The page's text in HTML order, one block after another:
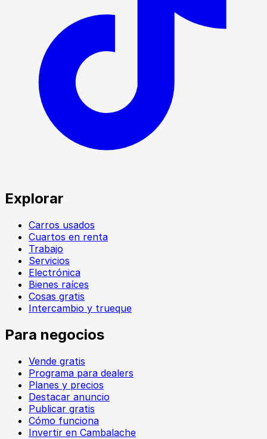
Explorar
Carros usados
Cuartos en renta
Trabajo
Servicios
Electrónica
Bienes raíces
Cosas gratis
Intercambio y trueque
Para negocios
Vende gratis
Programa para dealers
Planes y precios
Destacar anuncio
Publicar gratis
Cómo funciona
Invertir en Cambalache